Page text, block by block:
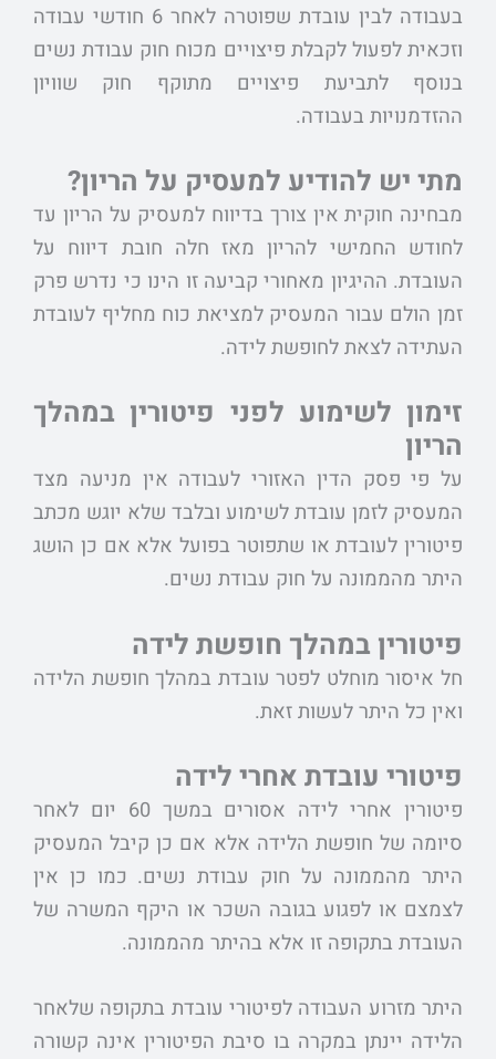
בעבודה לבין עובדת שפוטרה לאחר 6 חודשי עבודה
וזכאית לפעול לקבלת פיצויים מכוח חוק עבודת נשים
בנוסף לתביעת פיצויים מתוקף חוק שוויון
ההזדמנויות בעבודה.
מתי יש להודיע למעסיק על הריון?
מבחינה חוקית אין צורך בדיווח למעסיק על הריון עד
לחודש החמישי להריון מאז חלה חובת דיווח על
העובדת. ההיגיון מאחורי קביעה זו הינו כי נדרש פרק
זמן הולם עבור המעסיק למציאת כוח מחליף לעובדת
העתידה לצאת לחופשת לידה.
זימון לשימוע לפני פיטורין במהלך
הריון
על פי פסק הדין האזורי לעבודה אין מניעה מצד
המעסיק לזמן עובדת לשימוע ובלבד שלא יוגש מכתב
פיטורין לעובדת או שתפוטר בפועל אלא אם כן הושג
היתר מהממונה על חוק עבודת נשים.
פיטורין במהלך חופשת לידה
חל איסור מוחלט לפטר עובדת במהלך חופשת הלידה
ואין כל היתר לעשות זאת.
פיטורי עובדת אחרי לידה
פיטורין אחרי לידה אסורים במשך 60 יום לאחר
סיומה של חופשת הלידה אלא אם כן קיבל המעסיק
היתר מהממונה על חוק עבודת נשים. כמו כן אין
לצמצם או לפגוע בגובה השכר או היקף המשרה של
העובדת בתקופה זו אלא בהיתר מהממונה.
היתר מזרוע העבודה לפיטורי עובדת בתקופה שלאחר
הלידה יינתן במקרה בו סיבת הפיטורין אינה קשורה